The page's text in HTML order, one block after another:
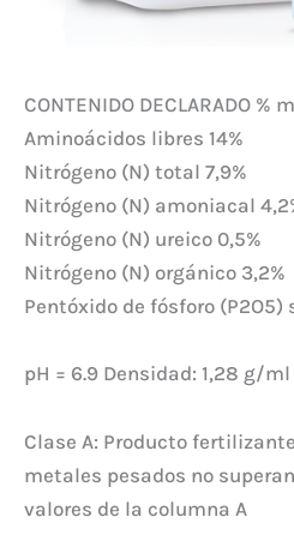
CONTENIDO DECLARADO %
Aminoácidos libres 14%
Nitrógeno (N) total 7,9%
Nitrógeno (N) amoniacal
Nitrógeno (N) ureico 0,5%
Nitrógeno (N) orgánico 3,2%
Pentóxido de fósforo (P2O5)
pH = 6.9 Densidad: 1,28 g/ml
Clase A: Producto
metales pesados no
valores de la columna A